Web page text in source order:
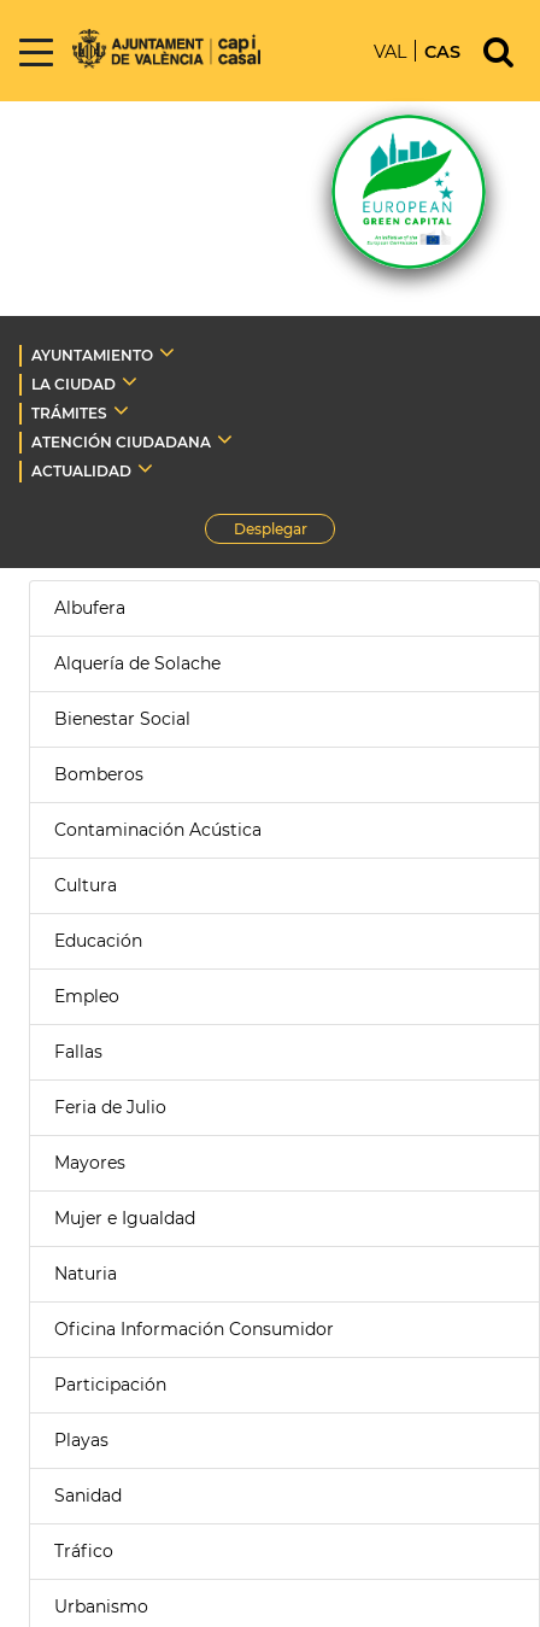
VAL CAS
AYUNTAMIENTO
LA CIUDAD
TRÁMITES
ATENCIÓN CIUDADANA
ACTUALIDAD
Desplegar
Albufera
Alquería de Solache
Bienestar Social
Bomberos
Contaminación Acústica
Cultura
Educación
Empleo
Fallas
Feria de Julio
Mayores
Mujer e Igualdad
Naturia
Oficina Información Consumidor
Participación
Playas
Sanidad
Tráfico
Urbanismo